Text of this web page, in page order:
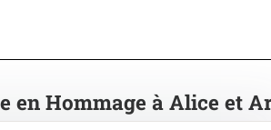
en Hommage à Alice et